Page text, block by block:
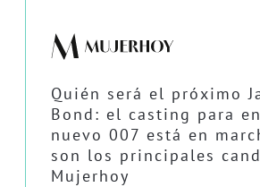
Quién será el próximo
Bond: el casting para
nuevo 007 está en
son los principales
Mujerhoy